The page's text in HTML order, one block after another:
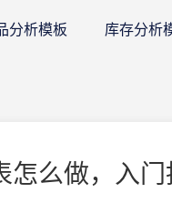
分析模板 库存分析
怎么做，入